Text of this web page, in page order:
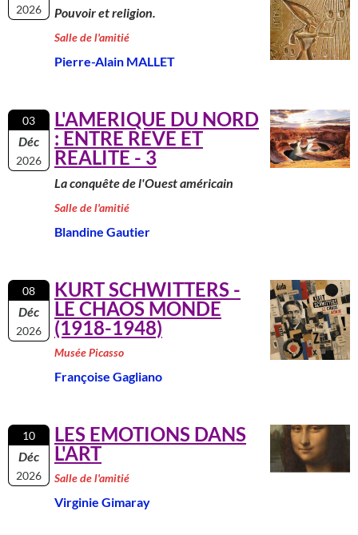
2026 Pouvoir et religion.
Salle de l'amitié
Pierre-Alain MALLET
03
Déc
2026
L'AMERIQUE DU NORD
: ENTRE REVE ET
REALITE - 3
La conquête de l'Ouest américain
Salle de l'amitié
Blandine Gautier
08
Déc
2026
KURT SCHWITTERS -
LE CHAOS MONDE
(1918-1948)
Musée Picasso
Françoise Gagliano
10
Déc
2026
LES EMOTIONS DANS
L'ART
Salle de l'amitié
Virginie Gimaray